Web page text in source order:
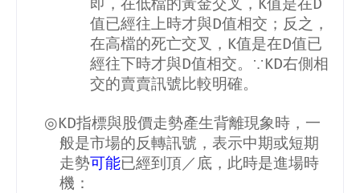
即，在低檔的黃金交叉， K值是在 D
值已經往上時才與D值相交；反之，
在高檔的死亡交叉， K值是在D值已
經往下時才與D值相交。∵KD右側相
交的賣賣訊號比較明確。
◎KD指標與股價走勢產生背離現象時，一
般是市場的反轉訊號，表示中期或短期
走勢可能已經到頂／底，此時是進場時
機：